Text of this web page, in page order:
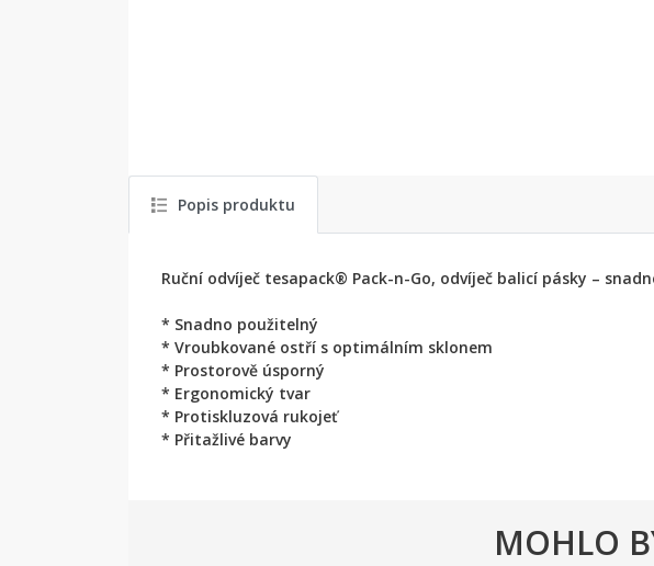
Popis produktu
Ruční odvíječ tesapack® Pack-n-Go, odvíječ balicí pásky –
* Snadno použitelný
* Vroubkované ostří s optimálním sklonem
* Prostorově úsporný
* Ergonomický tvar
* Protiskluzová rukojeť
* Přitažlivé barvy
MOHLO